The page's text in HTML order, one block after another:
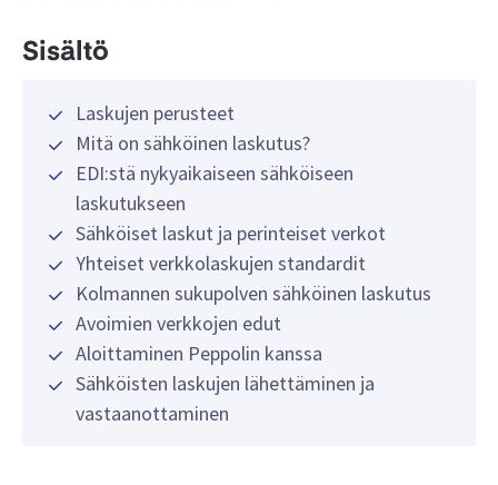
Sisältö
Laskujen perusteet
Mitä on sähköinen laskutus?
EDI:stä nykyaikaiseen sähköiseen
laskutukseen
Sähköiset laskut ja perinteiset verkot
Yhteiset verkkolaskujen standardit
Kolmannen sukupolven sähköinen laskutus
Avoimien verkkojen edut
Aloittaminen Peppolin kanssa
Sähköisten laskujen lähettäminen ja
vastaanottaminen